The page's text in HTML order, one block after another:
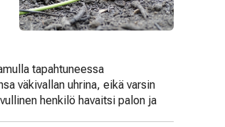
tapahtuneessa
väkivallan uhrina, eikä varsin
henkilö havaitsi palon ja